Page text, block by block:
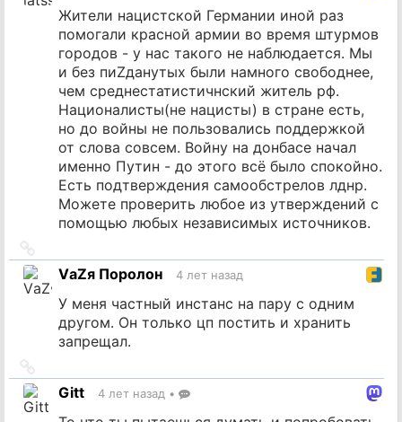
Жители нацистской Германии иной раз
помогали красной армии во время штурмов
городов - у нас такого не наблюдается. Мы
и без пиZданутых были намного свободнее,
чем среднестатистичнский житель рф.
Националисты(не нацисты) в стране есть,
но до войны не пользовались поддержкой
от слова совсем. Войну на донбасе начал
именно Путин - до этого всё было спокойно.
Есть подтверждения самообстрелов лднр.
Можете проверить любое из утверждений с
помощью любых независимых источников.
на
источник
VаZя Поролон 4 лет назад
У меня частный инстанс на пару с одним
другом. Он только цп постить и хранить
запрещал.
на
источник
Gitt 4 лет назад •